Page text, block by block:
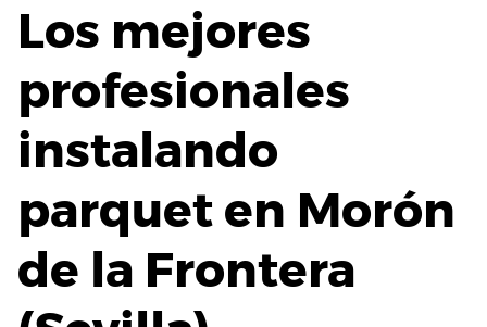
Los mejores
profesionales
instalando
parquet en Morón
de la Frontera